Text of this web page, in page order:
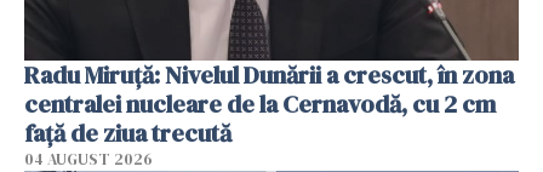
Radu Miruţă: Nivelul Dunării a crescut, în zona
centralei nucleare de la Cernavodă, cu 2 cm
faţă de ziua trecută
04 AUGUST 2026